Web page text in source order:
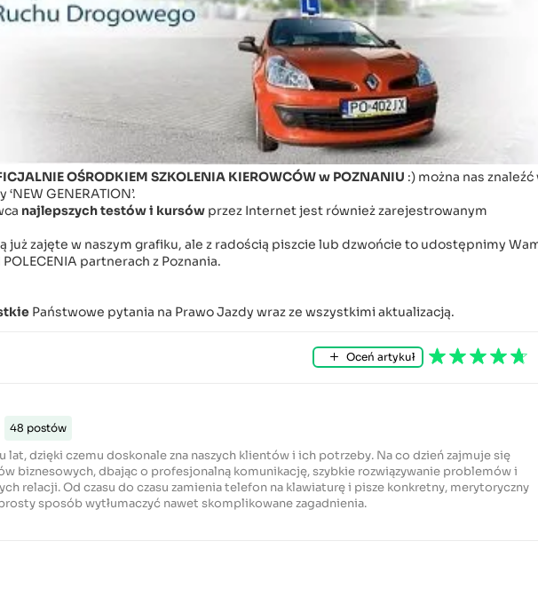
OŚRODKIEM SZKOLENIA KIEROWCÓW w POZNANIU :) można nas znaleźć
GENERATION’.
najlepszych testów i kursów przez Internet jest również zarejestrowanym
już zajęte w naszym grafiku, ale z radością piszcie lub dzwońcie to udostępnimy
partnerach z Poznania.
Państwowe pytania na Prawo Jazdy wraz ze wszystkimi aktualizacją.
Oceń artykuł
48 postów
lat, dzięki czemu doskonale zna naszych klientów i ich potrzeby. Na co dzień zajmuje się
biznesowych, dbając o profesjonalną komunikację, szybkie rozwiązywanie problemów i
relacji. Od czasu do czasu zamienia telefon na klawiaturę i pisze konkretny, merytoryczny
sposób wytłumaczyć nawet skomplikowane zagadnienia.